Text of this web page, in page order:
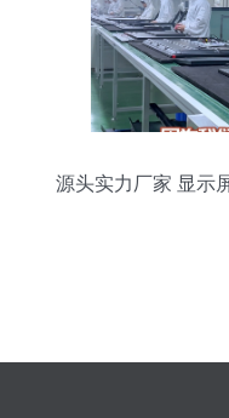
源头实力厂家 显示